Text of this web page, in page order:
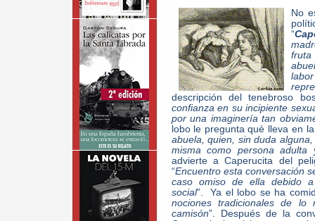
No
“
descripción del tenebroso
confianza en su incipiente
por una imaginería tan
lobo le pregunta qué lleva en
abuela, quien, sin duda
misma como persona
advierte a Caperucita del
“Encuentro esta conversación
caso omiso de ella debido
social”. Ya el lobo se ha
nociones tradicionales de
camisón”. Después de la